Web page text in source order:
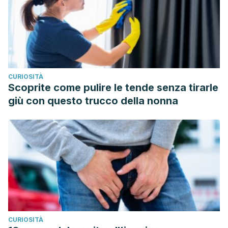
AMPKα/mTOR Signaling Pathway. Planta medica, 84(2), 91–
99. https://doi.org/10.1055/s-0043-118663
Yang, Z., Wu, Q. Q., Xiao, Y., Duan, M. X., Liu, C., Yuan, Y.,
Meng, Y. Y., Liao, H. H., & Tang, Q. Z. (2018). Aucubin
Protects against Myocardial Infarction-Induced Cardiac
Remodeling via nNOS/NO-Regulated Oxidative Stress.
Oxidative medicine and cellular longevity, 2018, 4327901.
https://doi.org/10.1155/2018/4327901
Paduch, R., Woźniak, A., Niedziela, P., & Rejdak, R. (2014).
Assessment of eyebright (euphrasia officinalis L.) extract
activity in relation to human corneal cells using in vitro tests.
Balkan medical journal, 31(1), 29–36.
https://doi.org/10.5152/balkanmedj.2014.8377
Bigagli, E., Cinci, L., D’Ambrosio, M., & Luceri, C. (2017).
Pharmacological activities of an eye drop containing
Matricaria chamomilla and Euphrasia officinalis extracts in
CURIOSITÀ
Scoprite come pulire le tende senza tirarle
giù con questo trucco della nonna
CURIOSITÀ